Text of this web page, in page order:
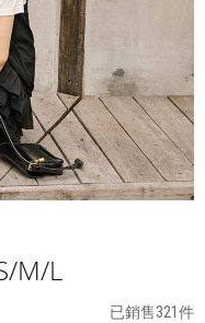
M/L
已銷售321件